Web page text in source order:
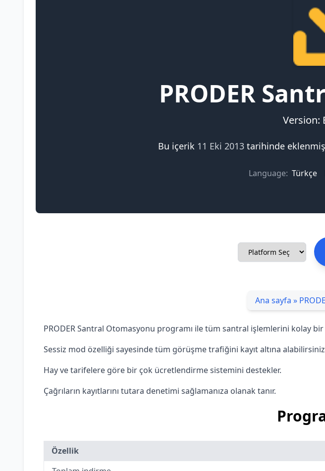
PRODER
Version:
Bu içerik 11 Eki 2013 tarihinde
Language: Türkçe
Ana sayfa »
PRODER Santral Otomasyonu programı ile tüm santral işlemlerini kolay
Sessiz mod özelliği sayesinde tüm görüşme trafiğini kayıt altına
Hay ve tarifelere göre bir çok ücretlendirme sistemini destekler.
Çağrıların kayıtlarını tutara denetimi sağlamanıza olanak tanır.
Özellik